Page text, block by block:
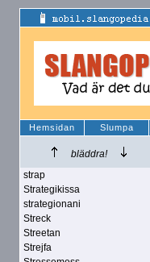
Hemsidan Slumpa
bläddra!
strap
Strategikissa
strategionani
Streck
Streetan
Strejfa